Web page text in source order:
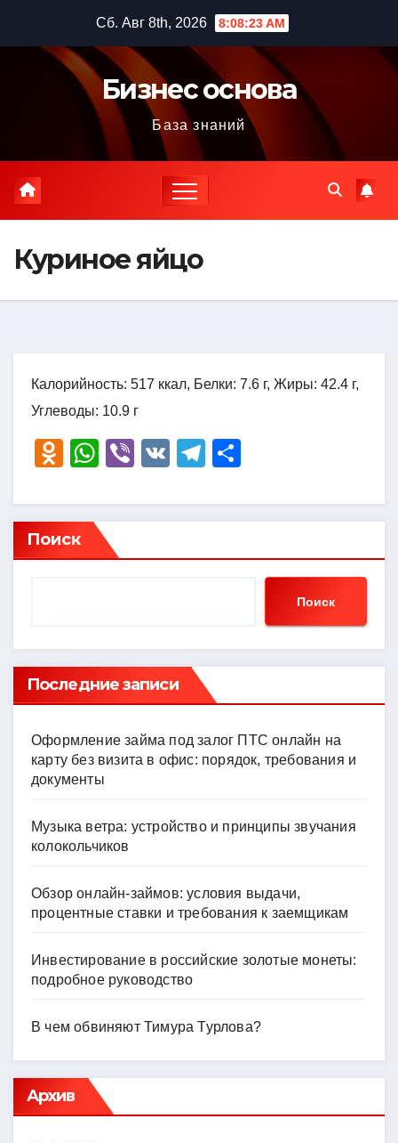
содержимому
Сб. Авг 8th, 2026 8:08:24 AM
Бизнес основа
База знаний
Куриное яйцо
Калорийность: 517 ккал, Белки: 7.6 г, Жиры: 42.4 г,
Углеводы: 10.9 г
O
n
o
kl
ni
ki
W
at
s
A
Vi
er
V
T
e
a
р
в
ть
Поиск
Поиск
Последние записи
Оформление займа под залог ПТС онлайн на
карту без визита в офис: порядок, требования и
документы
Музыка ветра: устройство и принципы звучания
колокольчиков
Обзор онлайн-займов: условия выдачи,
процентные ставки и требования к заемщикам
Инвестирование в российские золотые монеты:
подробное руководство
В чем обвиняют Тимура Турлова?
Архив